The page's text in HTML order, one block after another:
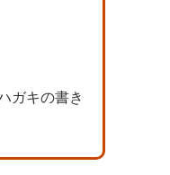
ガキの書き